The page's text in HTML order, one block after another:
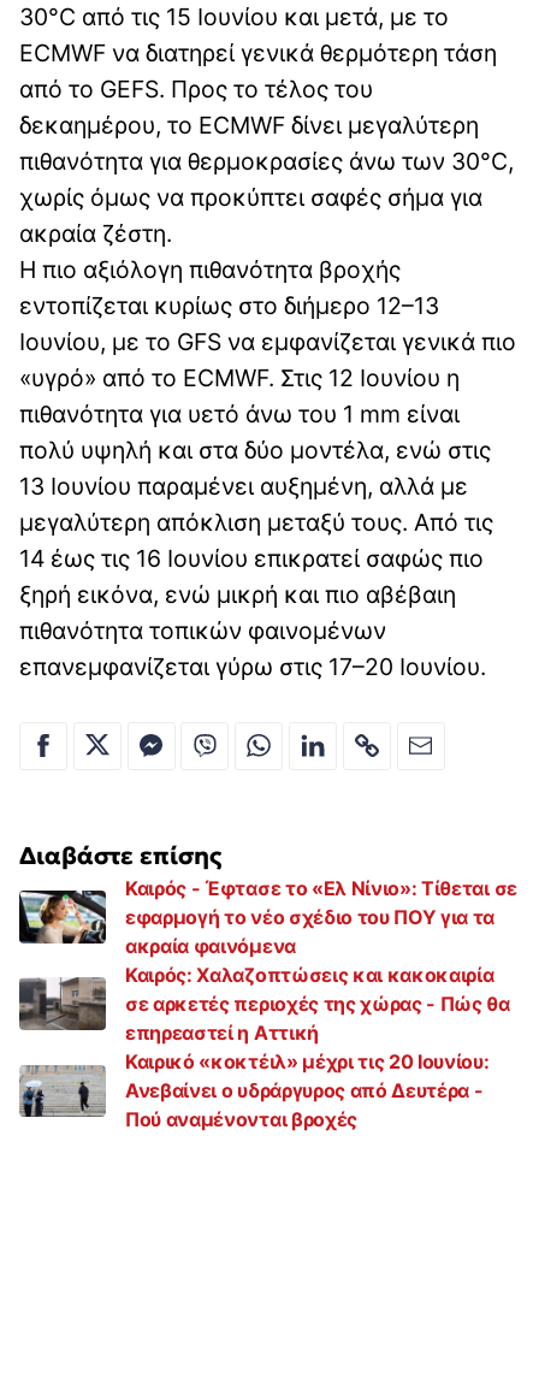
30°C από τις 15 Ιουνίου και μετά, με το
ECMWF να διατηρεί γενικά θερμότερη τάση
από το GEFS. Προς το τέλος του
δεκαημέρου, το ECMWF δίνει μεγαλύτερη
πιθανότητα για θερμοκρασίες άνω των 30°C,
χωρίς όμως να προκύπτει σαφές σήμα για
ακραία ζέστη.
Η πιο αξιόλογη πιθανότητα βροχής
εντοπίζεται κυρίως στο διήμερο 12–13
Ιουνίου, με το GFS να εμφανίζεται γενικά πιο
«υγρό» από το ECMWF. Στις 12 Ιουνίου η
πιθανότητα για υετό άνω του 1 mm είναι
πολύ υψηλή και στα δύο μοντέλα, ενώ στις
13 Ιουνίου παραμένει αυξημένη, αλλά με
μεγαλύτερη απόκλιση μεταξύ τους. Από τις
14 έως τις 16 Ιουνίου επικρατεί σαφώς πιο
ξηρή εικόνα, ενώ μικρή και πιο αβέβαιη
πιθανότητα τοπικών φαινομένων
επανεμφανίζεται γύρω στις 17–20 Ιουνίου.
Διαβάστε επίσης
Καιρός - Έφτασε το «Ελ Νίνιο»: Τίθεται σε
εφαρμογή το νέο σχέδιο του ΠΟΥ για τα
ακραία φαινόμενα
Καιρός: Χαλαζοπτώσεις και κακοκαιρία
σε αρκετές περιοχές της χώρας - Πώς θα
επηρεαστεί η Αττική
Καιρικό «κοκτέιλ» μέχρι τις 20 Ιουνίου:
Ανεβαίνει ο υδράργυρος από Δευτέρα -
Πού αναμένονται βροχές